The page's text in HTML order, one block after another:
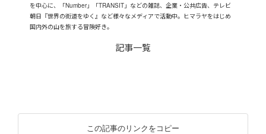
を中心に、「Number」「TRANSIT」などの雑誌、企業・公共広告、テレビ
朝日『世界の街道をゆく』など様々なメディアで活動中。ヒマラヤをはじめ
国内外の山を旅する冒険好き。
記事一覧
この記事のリンクをコピー